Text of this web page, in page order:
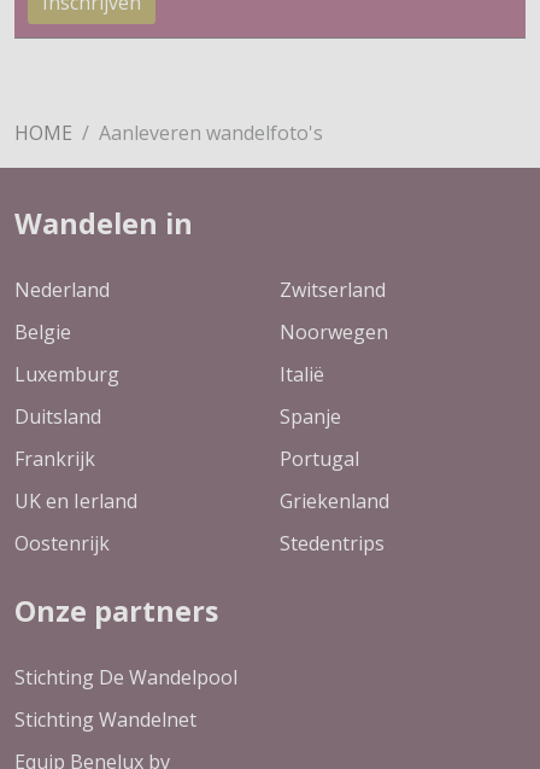
HOME Aanleveren wandelfoto's
Wandelen in
Nederland
Belgie
Luxemburg
Duitsland
Frankrijk
UK en Ierland
Oostenrijk
Zwitserland
Noorwegen
Italië
Spanje
Portugal
Griekenland
Stedentrips
Onze partners
Stichting De Wandelpool
Stichting Wandelnet
Equip Benelux bv